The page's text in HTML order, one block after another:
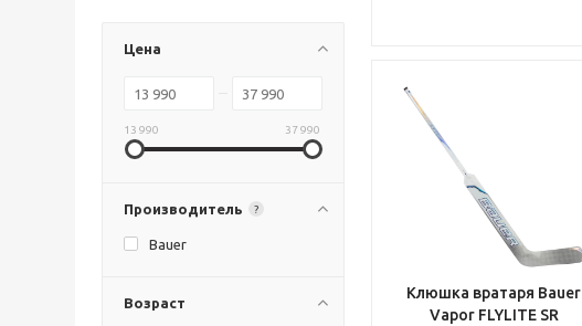
Цена
13 990 37 990
Производитель ?
Bauer
Возраст
Клюшка вратаря Bauer
Vapor FLYLITE SR